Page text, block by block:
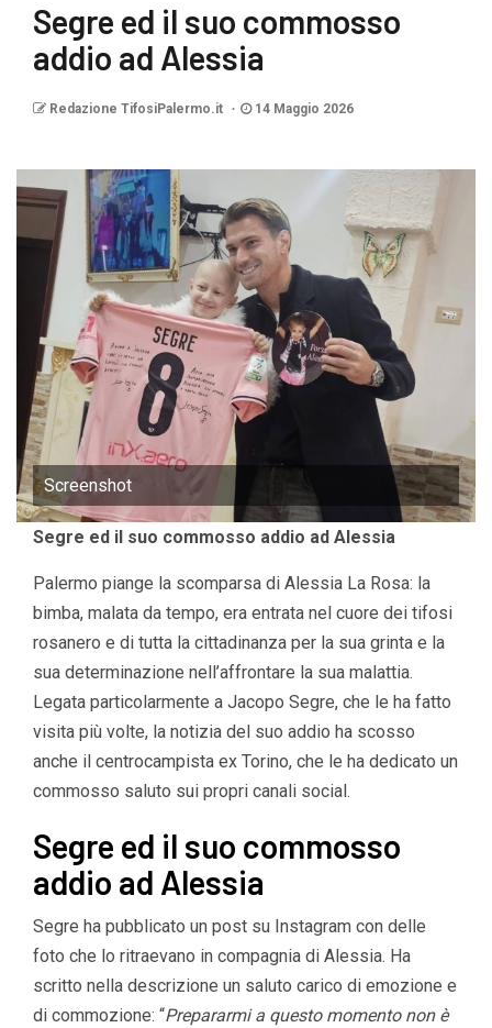
Segre ed il suo commosso
addio ad Alessia
Redazione TifosiPalermo.it 14 Maggio 2026
Screenshot
Segre ed il suo commosso addio ad Alessia
Palermo piange la scomparsa di Alessia La Rosa: la
bimba, malata da tempo, era entrata nel cuore dei tifosi
rosanero e di tutta la cittadinanza per la sua grinta e la
sua determinazione nell’affrontare la sua malattia.
Legata particolarmente a Jacopo Segre, che le ha fatto
visita più volte, la notizia del suo addio ha scosso
anche il centrocampista ex Torino, che le ha dedicato un
commosso saluto sui propri canali social.
Segre ed il suo commosso
addio ad Alessia
Segre ha pubblicato un post su Instagram con delle
foto che lo ritraevano in compagnia di Alessia. Ha
scritto nella descrizione un saluto carico di emozione e
di commozione: “Prepararmi a questo momento non è